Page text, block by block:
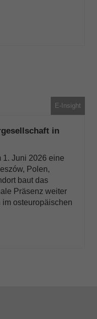
E-Insight
in
1. Juni 2026 eine
Polen,
baut das
Präsenz weiter
im osteuropäischen